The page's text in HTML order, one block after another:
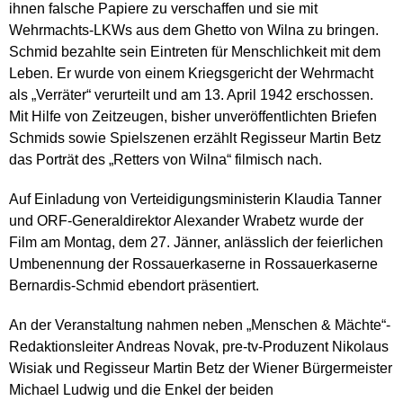
ihnen falsche Papiere zu verschaffen und sie mit
Wehrmachts-LKWs aus dem Ghetto von Wilna zu bringen.
Schmid bezahlte sein Eintreten für Menschlichkeit mit dem
Leben. Er wurde von einem Kriegsgericht der Wehrmacht
als „Verräter“ verurteilt und am 13. April 1942 erschossen.
Mit Hilfe von Zeitzeugen, bisher unveröffentlichten Briefen
Schmids sowie Spielszenen erzählt Regisseur Martin Betz
das Porträt des „Retters von Wilna“ filmisch nach.
Auf Einladung von Verteidigungsministerin Klaudia Tanner
und ORF-Generaldirektor Alexander Wrabetz wurde der
Film am Montag, dem 27. Jänner, anlässlich der feierlichen
Umbenennung der Rossauerkaserne in Rossauerkaserne
Bernardis-Schmid ebendort präsentiert.
An der Veranstaltung nahmen neben „Menschen & Mächte“-
Redaktionsleiter Andreas Novak, pre-tv-Produzent Nikolaus
Wisiak und Regisseur Martin Betz der Wiener Bürgermeister
Michael Ludwig und die Enkel der beiden